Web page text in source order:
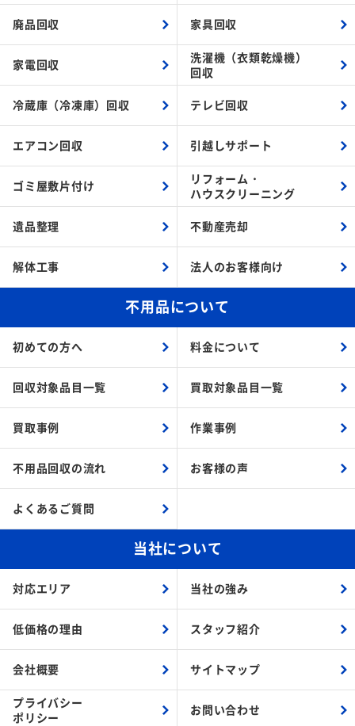
廃品回収 家具回収
家電回収
洗濯機（衣類乾燥機）
回収
冷蔵庫（冷凍庫）回収 テレビ回収
エアコン回収 引越しサポート
ゴミ屋敷片付け
リフォーム・
ハウスクリーニング
遺品整理 不動産売却
解体工事 法人のお客様向け
不用品について
初めての方へ 料金について
回収対象品目一覧 買取対象品目一覧
買取事例 作業事例
不用品回収の流れ お客様の声
よくあるご質問
当社について
対応エリア 当社の強み
低価格の理由 スタッフ紹介
会社概要 サイトマップ
プライバシー
ポリシー
お問い合わせ